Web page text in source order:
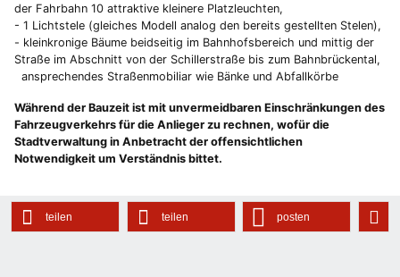
der Fahrbahn 10 attraktive kleinere Platzleuchten,
- 1 Lichtstele (gleiches Modell analog den bereits gestellten Stelen),
- kleinkronige Bäume beidseitig im Bahnhofsbereich und mittig der
Straße im Abschnitt von der Schillerstraße bis zum Bahnbrückental,
ansprechendes Straßenmobiliar wie Bänke und Abfallkörbe
Während der Bauzeit ist mit unvermeidbaren Einschränkungen des
Fahrzeugverkehrs für die Anlieger zu rechnen, wofür die
Stadtverwaltung in Anbetracht der offensichtlichen
Notwendigkeit um Verständnis bittet.
teilen teilen posten